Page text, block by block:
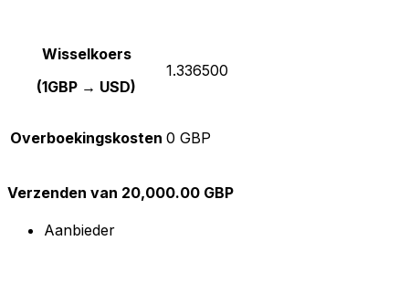
Wisselkoers
(1GBP → USD)
1.336500
Overboekingskosten 0 GBP
Verzenden van 20,000.00 GBP
Aanbieder